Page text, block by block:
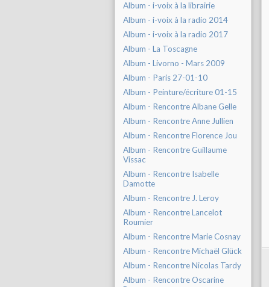
Album - i-voix à la librairie
Album - i-voix à la radio 2014
Album - i-voix à la radio 2017
Album - La Toscagne
Album - Livorno - Mars 2009
Album - Paris 27-01-10
Album - Peinture/écriture 01-15
Album - Rencontre Albane Gelle
Album - Rencontre Anne Jullien
Album - Rencontre Florence Jou
Album - Rencontre Guillaume
Vissac
Album - Rencontre Isabelle
Damotte
Album - Rencontre J. Leroy
Album - Rencontre Lancelot
Roumier
Album - Rencontre Marie Cosnay
Album - Rencontre Michaël Glück
Album - Rencontre Nicolas Tardy
Album - Rencontre Oscarine